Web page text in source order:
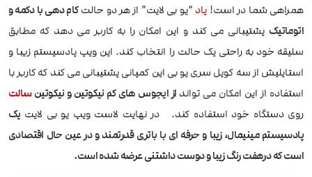
همراهی شما در است! پاد “یو بی لایت” از هر دو حالتکام دهی با دکمه و
اتوماتیک پشتیبانی می کند و این امکان را به کاربر می دهد که مطابق
سلیقه خود به راحتی یک حالت را انتخاب کند. این ویپ پادسیستم زیبا و
استایلیش از سه کویل سری یو بی این کمپانی پشتیبانی می کند که کاربر با
استفاده از این امکان می تواند از ایجوس های کم نیکوتین و نیکوتینسالت
روی دستگاه خود استفاده کند. در نهایت لاست ویپ یو بی لایت یک
پادسیستم مینیمال، زیبا و حرفه ای با باتری قدرتمند و در عین حال اقتصادی
است که درهفت رنگ زیبا و دوست داشتنی عرضه شده است.